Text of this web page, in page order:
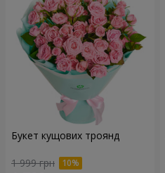
Букет кущових троянд
1 999 грн